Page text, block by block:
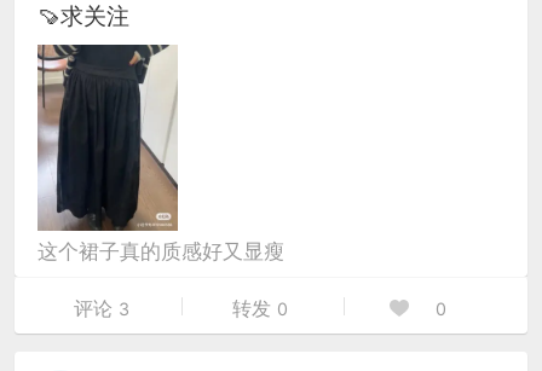
🍠求关注
这个裙子真的质感好又显瘦
评论 3 转发 0 0